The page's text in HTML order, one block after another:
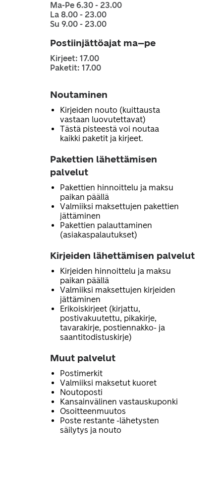
Ma-Pe 6.30 - 23.00
La 8.00 - 23.00
Su 9.00 - 23.00
Postiinjättöajat ma–pe
Kirjeet: 17.00
Paketit: 17.00
Noutaminen
Kirjeiden nouto (kuittausta
vastaan luovutettavat)
Tästä pisteestä voi noutaa
kaikki paketit ja kirjeet.
Pakettien lähettämisen
palvelut
Pakettien hinnoittelu ja maksu
paikan päällä
Valmiiksi maksettujen pakettien
jättäminen
Pakettien palauttaminen
(asiakaspalautukset)
Kirjeiden lähettämisen palvelut
Kirjeiden hinnoittelu ja maksu
paikan päällä
Valmiiksi maksettujen kirjeiden
jättäminen
Erikoiskirjeet (kirjattu,
postivakuutettu, pikakirje,
tavarakirje, postiennakko- ja
saantitodistuskirje)
Muut palvelut
Postimerkit
Valmiiksi maksetut kuoret
Noutoposti
Kansainvälinen vastauskuponki
Osoitteenmuutos
Poste restante -lähetysten
säilytys ja nouto